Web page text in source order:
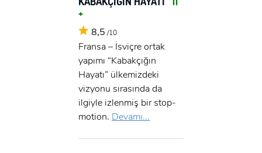
+
8,5 /10
Fransa – İsviçre ortak
yapımı “Kabakçığın
Hayatı” ülkemizdeki
vizyonu sırasında da
ilgiyle izlenmiş bir stop-
motion. Devamı...